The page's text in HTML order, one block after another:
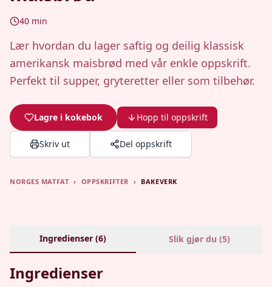
40 min
Lær hvordan du lager saftig og deilig klassisk
amerikansk maisbrød med vår enkle oppskrift.
Perfekt til supper, gryteretter eller som tilbehør.
Lagre i kokebok Hopp til oppskrift
Skriv ut Del oppskrift
NORGES MATFAT › OPPSKRIFTER › BAKEVERK
Ingredienser (6) Slik gjør du (5)
Ingredienser